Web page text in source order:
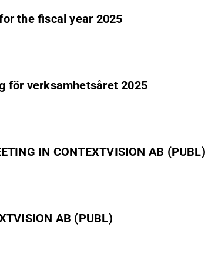
the fiscal year 2025
för verksamhetsåret 2025
IN CONTEXTVISION AB (PUBL)
AB (PUBL)